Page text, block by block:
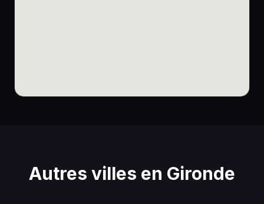
Autres villes en Gironde